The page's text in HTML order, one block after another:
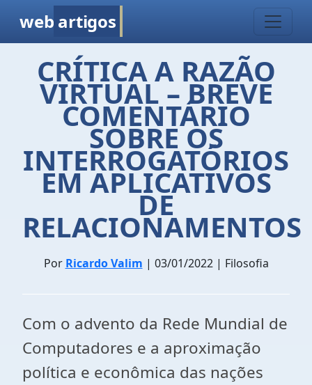
web artigos
CRÍTICA A RAZÃO
VIRTUAL – BREVE
COMENTÁRIO
SOBRE OS
INTERROGATÓRIOS
EM APLICATIVOS
DE
RELACIONAMENTOS
Por Ricardo Valim | 03/01/2022 | Filosofia
Com o advento da Rede Mundial de
Computadores e a aproximação
política e econômica das nações